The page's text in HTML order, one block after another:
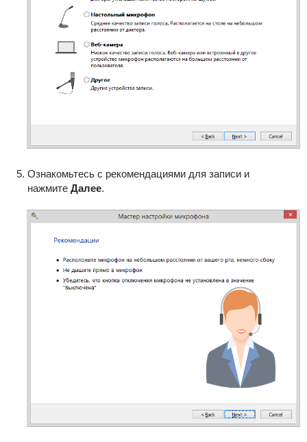
Ознакомьтесь с рекомендациями для записи и
нажмите Далее.